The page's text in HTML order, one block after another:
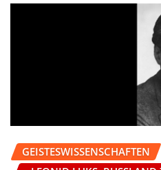
GEISTESWISSENSCHAFTEN